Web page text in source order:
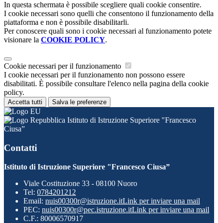
In questa schermata è possibile scegliere quali cookie consentire.
I cookie necessari sono quelli che consentono il funzionamento della
piattaforma e non è possibile disabilitarli.
Per conoscere quali sono i cookie necessari al funzionamento potete
visionare la COOKIE POLICY.
Cookie necessari per il funzionamento
I cookie necessari per il funzionamento non possono essere
disabilitati. È possibile consultare l'elenco nella pagina della cookie
policy.
Accetta tutti Salva le preferenze
Istituto di Istruzione Superiore "Francesco
Ciusa”
Contatti
Istituto di Istruzione Superiore "Francesco Ciusa”
Viale Costituzione 33 - 08100 Nuoro
Tel: 0784201212
Email: nuis00300r@istruzione.itLink per inviare una mail
PEC: nuis00300r@pec.istruzione.itLink per inviare una mail
C.F.: 80006570917